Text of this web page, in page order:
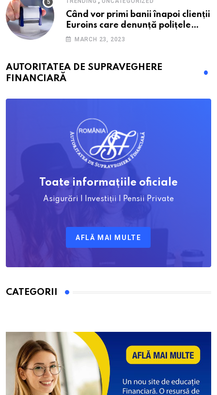
Când vor primi banii înapoi clienții
Euroins care denunță polițele
RCA? Toți pașii și toate termenele
MARCH 23, 2023
AUTORITATEA DE SUPRAVEGHERE
FINANCIARĂ
Toate informațiile oficiale
Asigurări | Investiții | Pensii Private
AFLĂ MAI MULTE
CATEGORII